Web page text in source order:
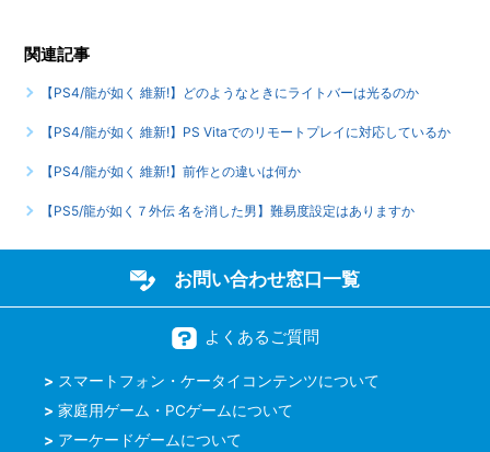
関連記事
【PS4/龍が如く 維新!】どのようなときにライトバーは光るのか
【PS4/龍が如く 維新!】PS Vitaでのリモートプレイに対応しているか
【PS4/龍が如く 維新!】前作との違いは何か
【PS5/龍が如く７外伝 名を消した男】難易度設定はありますか
お問い合わせ窓口一覧
よくあるご質問
スマートフォン・ケータイコンテンツについて
家庭用ゲーム・PCゲームについて
アーケードゲームについて